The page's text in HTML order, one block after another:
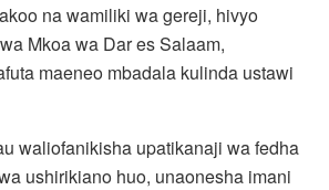
na wamiliki wa gereji, hivyo
Mkoa wa Dar es Salaam,
maeneo mbadala kulinda ustawi
waliofanikisha upatikanaji wa fedha
ushirikiano huo, unaonesha imani